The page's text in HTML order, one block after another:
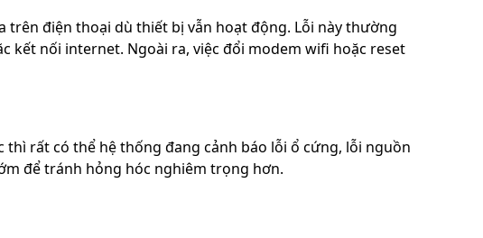
điện thoại dù thiết bị vẫn hoạt động. Lỗi này thường
kết nối internet. Ngoài ra, việc đổi modem wifi hoặc reset
rất có thể hệ thống đang cảnh báo lỗi ổ cứng, lỗi nguồn
để tránh hỏng hóc nghiêm trọng hơn.